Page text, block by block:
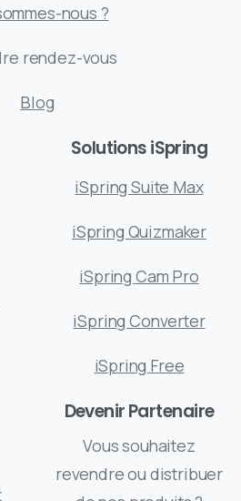
nous ?
rendez-vous
Blog
Solutions iSpring
iSpring Suite Max
iSpring Quizmaker
iSpring Cam Pro
iSpring Converter
iSpring Free
Devenir Partenaire
Vous souhaitez
revendre ou distribuer